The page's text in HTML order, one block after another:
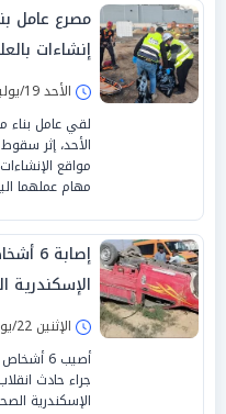
مصرع عامل
إنشاءات
الأحد 19/يوليو/2026 - 03:16 م
لقي عامل بناء
الأحد، إثر
مواقع
مهام عملهما
الإسكندرية
الإثنين 22/يونيو/2026 - 04:15 م
أصيب 6
جراء حادث
الإسكندرية